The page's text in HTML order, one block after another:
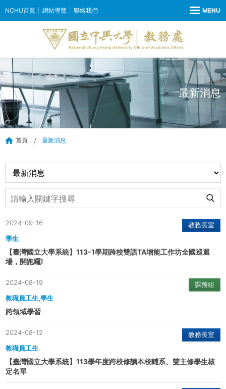
NCHU首頁 網站導覽 聯絡我們
最新消息
首頁 最新消息
教務長室
學生
2024-09-16
【臺灣國立大學系統】113-1學期跨校雙語TA增能工作坊全國巡迴
場，開跑囉!
課務組
教職員工生,學生
2024-08-19
跨領域學習
教務長室
教職員工生
2024-08-12
【臺灣國立大學系統】113學年度跨校修讀本校輔系、雙主修學生核
定名單